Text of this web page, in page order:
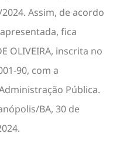
Assim, de acordo
fica
OLIVEIRA, inscrita no
90, com a
Pública.
BA, 30 de